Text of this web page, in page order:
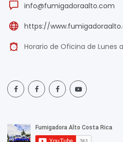
info@fumigadoraalto.com
https://
Horario de Oficina de Lunes